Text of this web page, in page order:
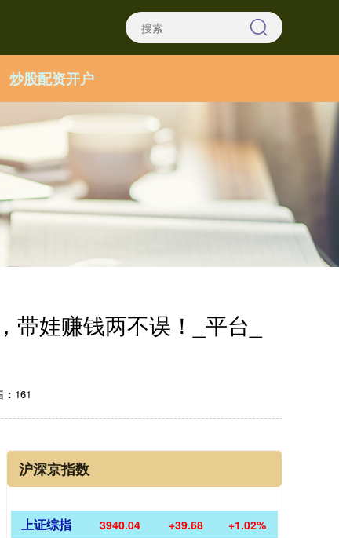
炒股配资开户
娃赚钱两不误！_平台_
：161
沪深京指数
上证综指 3940.04 +39.68 +1.02%